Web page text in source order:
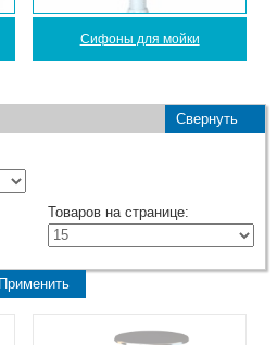
Сифоны для мойки
Свернуть
Товаров на странице: